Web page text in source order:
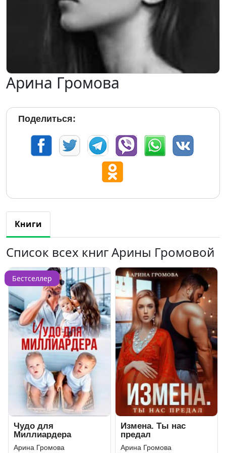
Арина Громова
Поделиться:
Книги
Список всех книг Арины Громовой
Бестселлер
Чудо для
Миллиардера
Арина Громова
Измена. Ты нас
предал
Арина Громова